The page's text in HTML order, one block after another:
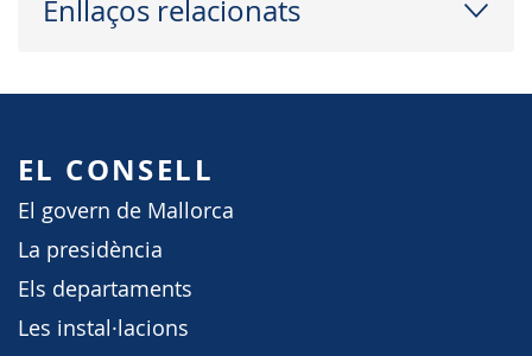
Enllaços relacionats
EL CONSELL
El govern de Mallorca
La presidència
Els departaments
Les instal·lacions